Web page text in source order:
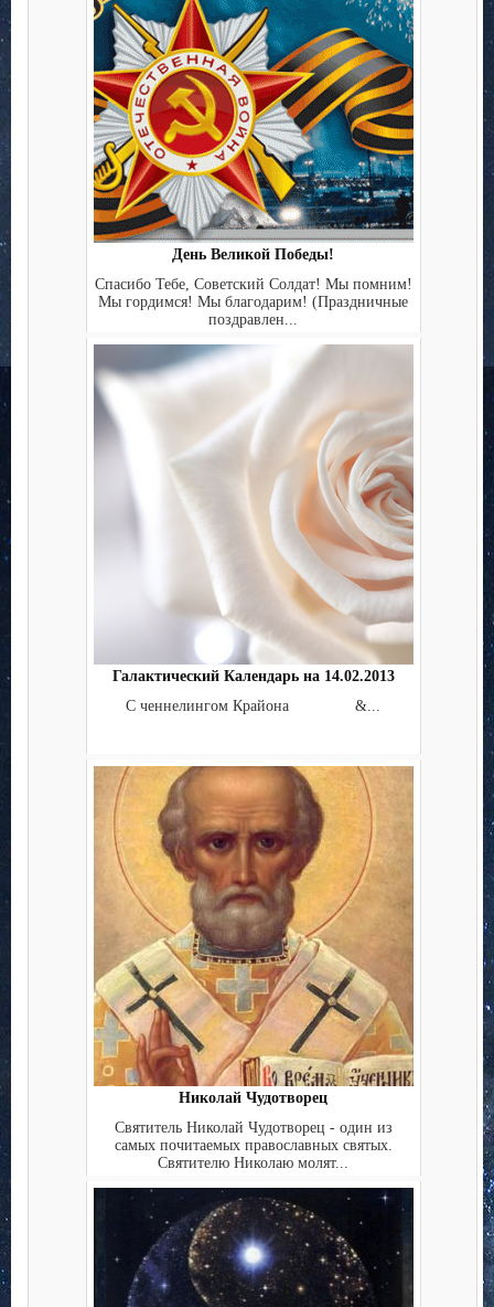
День Великой Победы!
Спасибо Тебе, Советский Солдат! Мы помним!
Мы гордимся! Мы благодарим! (Праздничные
поздравлен...
Галактический Календарь на 14.02.2013
С ченнелингом Крайона &...
Николай Чудотворец
Святитель Николай Чудотворец - один из
самых почитаемых православных святых.
Святителю Николаю молят...